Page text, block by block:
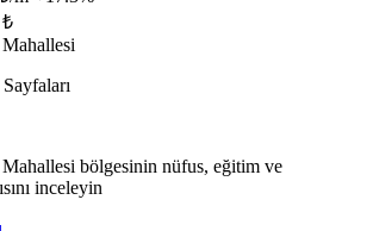
₺
bölgesinin nüfus, eğitim ve
inceleyin